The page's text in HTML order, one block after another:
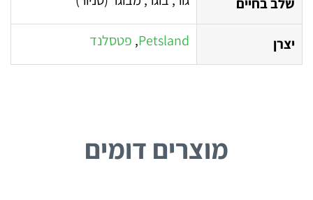
שלב בחיים
יצרן Petsland
, פטסלנד
מוצרים דומים